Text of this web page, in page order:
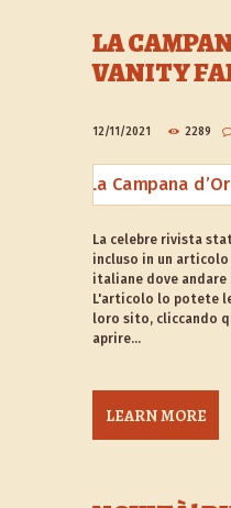
LA
VANITY
12/11/2021 2289
La celebre rivista
incluso in un
italiane dove andare
L'articolo lo potete
loro sito, cliccando
aprire...
LEARN MORE